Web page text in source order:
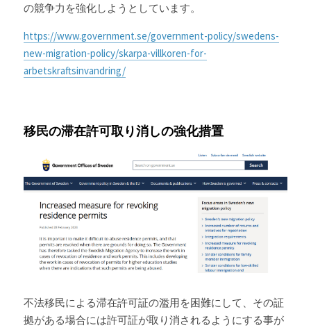
の競争力を強化しようとしています。
https://www.government.se/government-policy/swedens-
new-migration-policy/skarpa-villkoren-for-
arbetskraftsinvandring/
移民の滞在許可取り消しの強化措置
不法移民による滞在許可証の濫用を困難にして、その証
拠がある場合には許可証が取り消されるようにする事が